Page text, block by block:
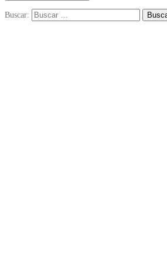
Buscar: